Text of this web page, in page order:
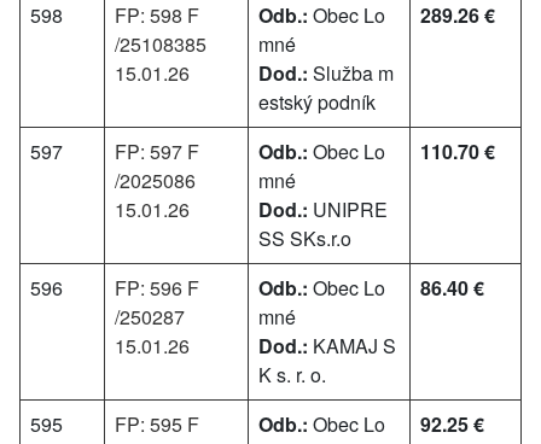
598
FP: 598 F
/25108385
15.01.26
Odb.: Obec Lo
mné
Dod.: Služba m
estský podník
289.26 €
597
FP: 597 F
/2025086
15.01.26
Odb.: Obec Lo
mné
Dod.: UNIPRE
SS SKs.r.o
110.70 €
596
FP: 596 F
/250287
15.01.26
Odb.: Obec Lo
mné
Dod.: KAMAJ S
K s. r. o.
86.40 €
595
FP: 595 F
Odb.: Obec Lo
92.25 €